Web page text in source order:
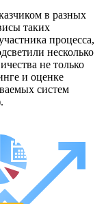
в разных
таких
процесса,
несколько
не только
и оценке
систем